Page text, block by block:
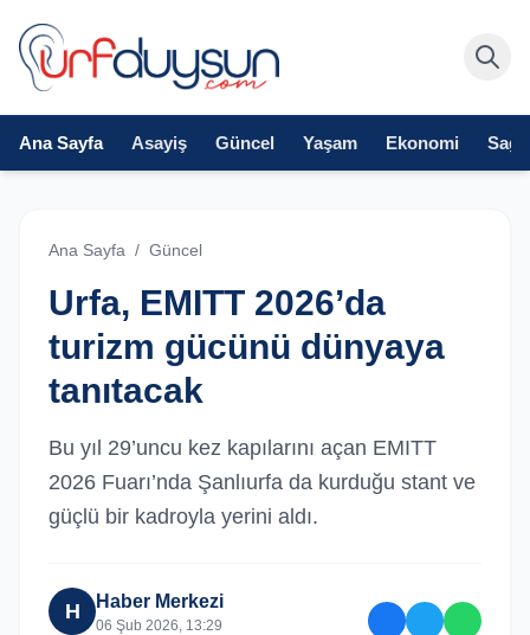
Ana Sayfa Asayiş Güncel Yaşam Ekonomi
Ana Sayfa / Güncel
Urfa, EMITT 2026’da
turizm gücünü dünyaya
tanıtacak
Bu yıl 29’uncu kez kapılarını açan EMITT
2026 Fuarı’nda Şanlıurfa da kurduğu stant ve
güçlü bir kadroyla yerini aldı.
H Haber Merkezi
06 Şub 2026, 13:29